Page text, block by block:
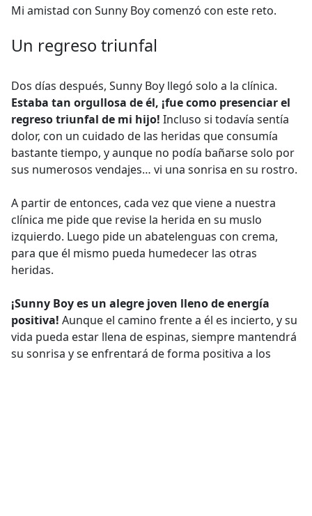
Mi amistad con Sunny Boy comenzó con este reto.
Un regreso triunfal
Dos días después, Sunny Boy llegó solo a la clínica.
Estaba tan orgullosa de él, ¡fue como presenciar el
regreso triunfal de mi hijo! Incluso si todavía sentía
dolor, con un cuidado de las heridas que consumía
bastante tiempo, y aunque no podía bañarse solo por
sus numerosos vendajes… vi una sonrisa en su rostro.
A partir de entonces, cada vez que viene a nuestra
clínica me pide que revise la herida en su muslo
izquierdo. Luego pide un abatelenguas con crema,
para que él mismo pueda humedecer las otras
heridas.
¡Sunny Boy es un alegre joven lleno de energía
positiva! Aunque el camino frente a él es incierto, y su
vida pueda estar llena de espinas, siempre mantendrá
su sonrisa y se enfrentará de forma positiva a los